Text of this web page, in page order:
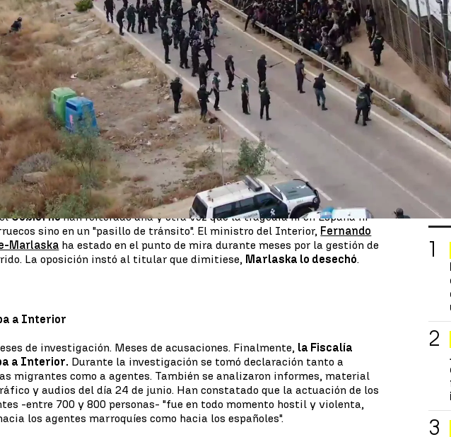
23 de diciembre de 2022, 15:24
23 de diciembre de 2022, 11:51
WhatsappFacebook
X Linkedin
haarchivadoeste viernes las diligencias abiertas para investigar la
en la valla de Melilladel 24 de junio.Murieron 23 personas. No
indicios de delitoen la actuación de las Fuerzas y Cuerpos de Seguridad
Así lo ha señalado un comunicado del Ministerio Público.
ha trasladado al Director Adjunto Operativo de la Guardia Civil
de varios agentes que
lanzaron piedrascontra las personas
por si fuera constitutiva deinfracción disciplinaria.No halla delito.
elGobiernohan reiterado una y otra vez que la tragedia ni en España ni
sino en un "pasillo de tránsito". El ministro del Interior, Fernando
Marlaska ha estado en el punto de mira durante meses por la gestión de
La oposición instó al titular que dimitiese, Marlaska lo desechó.
a Interior
de investigación. Meses de acusaciones. Finalmente, la Fiscalía
a Interior. Durante la investigación se tomó declaración tanto a
migrantes como a agentes. También se analizaron informes, material
y audios del día 24 de junio. Han constatado que la actuación de los
-entre 700 y 800 personas- "fue en todo momento hostil y violenta,
los agentes marroquíes como hacia los españoles".